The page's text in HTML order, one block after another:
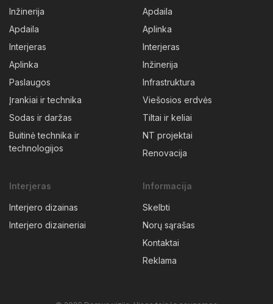
Inžinerija
Apdaila
Interjeras
Aplinka
Paslaugos
Įrankiai ir technika
Sodas ir daržas
Buitinė technika ir
technologijos
Apdaila
Aplinka
Interjeras
Inžinerija
Infrastruktura
Viešosios erdvės
Tiltai ir keliai
NT projektai
Renovacija
Interjeras
Interjero dizainas
Interjero dizaineriai
Informacija
Skelbti
Norų sąrašas
Kontaktai
Reklama